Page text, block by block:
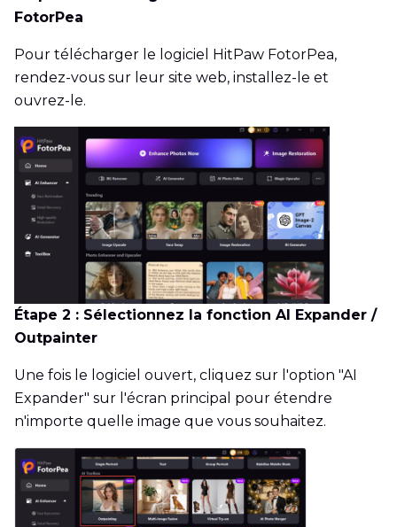
FotorPea
Pour télécharger le logiciel HitPaw FotorPea,
rendez-vous sur leur site web, installez-le et
ouvrez-le.
Étape 2 : Sélectionnez la fonction AI Expander /
Outpainter
Une fois le logiciel ouvert, cliquez sur l'option "AI
Expander" sur l'écran principal pour étendre
n'importe quelle image que vous souhaitez.